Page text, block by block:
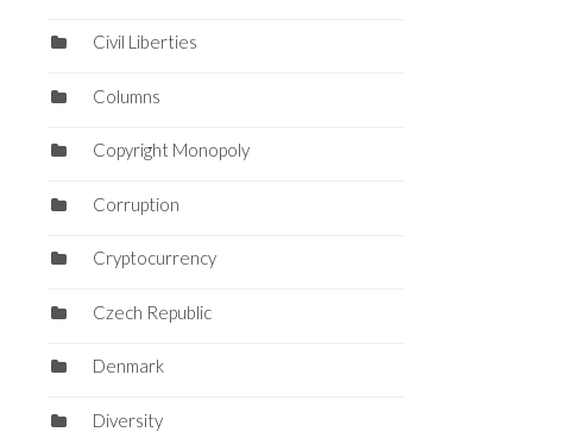
Civil Liberties
Columns
Copyright Monopoly
Corruption
Cryptocurrency
Czech Republic
Denmark
Diversity